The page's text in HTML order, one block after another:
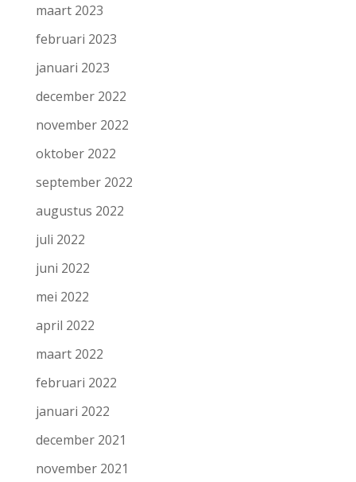
maart 2023
februari 2023
januari 2023
december 2022
november 2022
oktober 2022
september 2022
augustus 2022
juli 2022
juni 2022
mei 2022
april 2022
maart 2022
februari 2022
januari 2022
december 2021
november 2021